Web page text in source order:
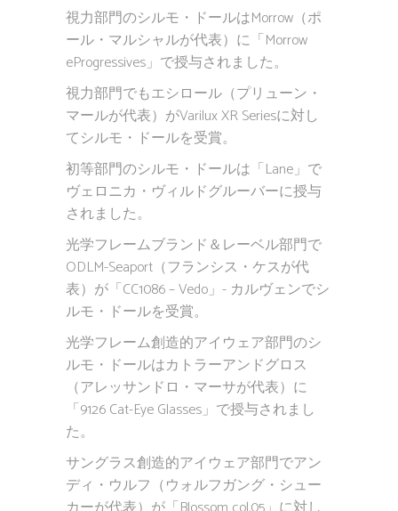
視力部門のシルモ・ドールはMorrow（ポ
ール・マルシャルが代表）に「Morrow
eProgressives」で授与されました。
視力部門でもエシロール（プリューン・
マールが代表）がVarilux XR Seriesに対し
てシルモ・ドールを受賞。
初等部門のシルモ・ドールは「Lane」で
ヴェロニカ・ヴィルドグルーバーに授与
されました。
光学フレームブランド＆レーベル部門で
ODLM-Seaport（フランシス・ケスが代
表）が「CC1086 – Vedo」- カルヴェンでシ
ルモ・ドールを受賞。
光学フレーム創造的アイウェア部門のシ
ルモ・ドールはカトラーアンドグロス
（アレッサンドロ・マーサが代表）に
「9126 Cat-Eye Glasses」で授与されまし
た。
サングラス創造的アイウェア部門でアン
ディ・ウルフ（ウォルフガング・シュー